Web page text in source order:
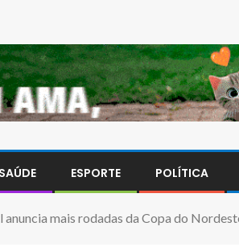
SAÚDE ESPORTE POLÍTICA
mais rodadas da Copa do